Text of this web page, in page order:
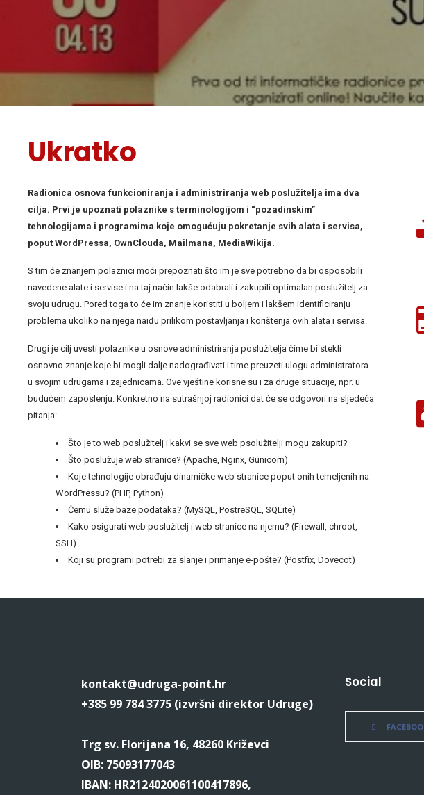
Ukratko
Radionica osnova funkcioniranja i administriranja web poslužitelja ima dva
cilja. Prvi je upoznati polaznike s terminologijom i “pozadinskim”
tehnologijama i programima koje omogućuju pokretanje svih alata i servisa,
poput WordPressa, OwnClouda, Mailmana, MediaWikija.
S tim će znanjem polaznici moći prepoznati što im je sve potrebno da bi osposobili
navedene alate i servise i na taj način lakše odabrali i zakupili optimalan poslužitelj za
svoju udrugu. Pored toga to će im znanje koristiti u boljem i lakšem identificiranju
problema ukoliko na njega naiđu prilikom postavljanja i korištenja ovih alata i servisa.
Drugi je cilj uvesti polaznike u osnove administriranja poslužitelja čime bi stekli
osnovno znanje koje bi mogli dalje nadograđivati i time preuzeti ulogu administratora
u svojim udrugama i zajednicama. Ove vještine korisne su i za druge situacije, npr. u
budućem zaposlenju. Konkretno na sutrašnjoj radionici dat će se odgovori na sljedeća
pitanja:
Što je to web poslužitelj i kakvi se sve web psolužitelji mogu zakupiti?
Što poslužuje web stranice? (Apache, Nginx, Gunicorn)
Koje tehnologije obrađuju dinamičke web stranice poput onih temeljenih na
WordPressu? (PHP, Python)
Čemu služe baze podataka? (MySQL, PostreSQL, SQLite)
Kako osigurati web poslužitelj i web stranice na njemu? (Firewall, chroot,
SSH)
Koji su programi potrebi za slanje i primanje e-pošte? (Postfix, Dovecot)
kontakt@udruga-point.hr
+385 99 784 3775 (izvršni direktor Udruge)
Trg sv. Florijana 16, 48260 Križevci
OIB: 75093177043
IBAN: HR2124020061100417896,
Social